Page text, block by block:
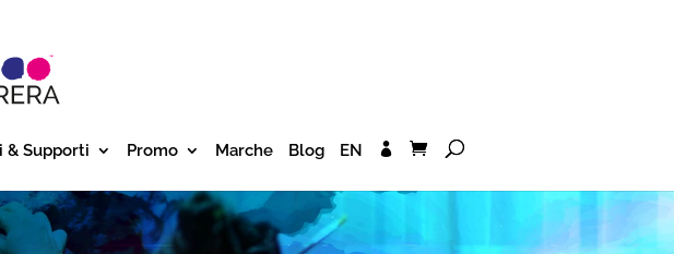
& Supporti Promo Marche Blog EN